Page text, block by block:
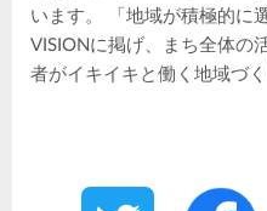
います。 「地域が積極的に
VISIONに掲げ、まち全体の
者がイキイキと働く地域づ